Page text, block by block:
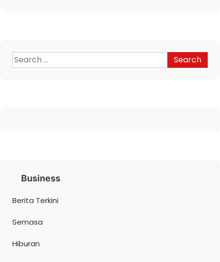
Business
Berita Terkini
Semasa
Hiburan